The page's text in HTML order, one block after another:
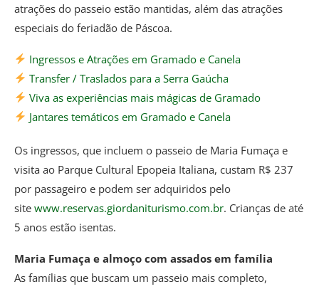
atrações do passeio estão mantidas, além das atrações
especiais do feriadão de Páscoa.
Ingressos e Atrações em Gramado e Canela
Transfer / Traslados para a Serra Gaúcha
Viva as experiências mais mágicas de Gramado
Jantares temáticos em Gramado e Canela
Os ingressos, que incluem o passeio de Maria Fumaça e
visita ao Parque Cultural Epopeia Italiana, custam R$ 237
por passageiro e podem ser adquiridos pelo
site www.reservas.giordaniturismo.com.br. Crianças de até
5 anos estão isentas.
Maria Fumaça e almoço com assados em família
As famílias que buscam um passeio mais completo,